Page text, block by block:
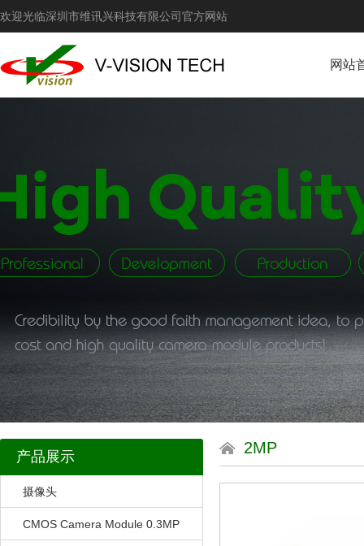
欢迎光临深圳市维讯兴科技有限公司官方网站
网站
产品展示
摄像头
CMOS Camera Module 0.3MP
2MP